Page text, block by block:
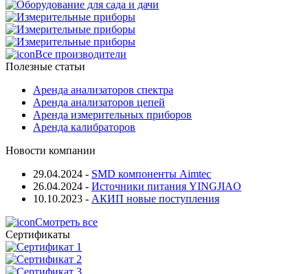
Все производители
Полезные статьи
Аренда анализаторов спектра
Аренда анализаторов цепей
Аренда измерительных приборов
Аренда калибраторов
Новости компании
29.04.2024 - SMD компоненты Aimtec
26.04.2024 - Источники питания YINGJIAO
10.10.2023 - АКИП новые поступления
Смотреть все
Сертификаты